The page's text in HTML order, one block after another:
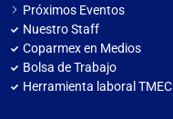
Próximos Eventos
Nuestro Staff
Coparmex en Medios
Bolsa de Trabajo
Herramienta laboral TMEC